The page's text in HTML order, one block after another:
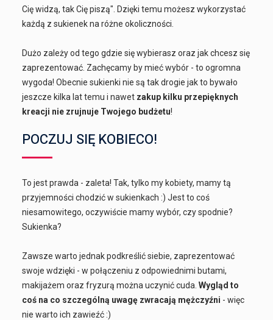
Cię widzą, tak Cię piszą". Dzięki temu możesz wykorzystać
każdą z sukienek na różne okoliczności.
Dużo zależy od tego gdzie się wybierasz oraz jak chcesz się
zaprezentować. Zachęcamy by mieć wybór - to ogromna
wygoda! Obecnie sukienki nie są tak drogie jak to bywało
jeszcze kilka lat temu i nawet zakup kilku przepięknych
kreacji nie zrujnuje Twojego budżetu!
POCZUJ SIĘ KOBIECO!
To jest prawda - zaleta! Tak, tylko my kobiety, mamy tą
przyjemności chodzić w sukienkach :) Jest to coś
niesamowitego, oczywiście mamy wybór, czy spodnie?
Sukienka?
Zawsze warto jednak podkreślić siebie, zaprezentować
swoje wdzięki - w połączeniu z odpowiednimi butami,
makijażem oraz fryzurą można uczynić cuda.Wygląd to
coś na co szczególną uwagę zwracają mężczyźni - więc
nie warto ich zawieźć :)